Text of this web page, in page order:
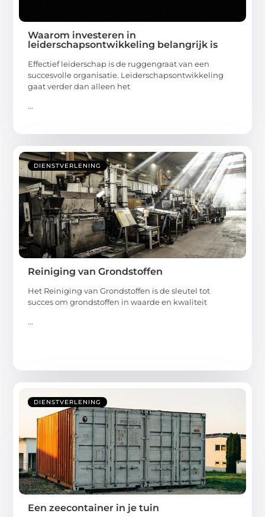
Waarom investeren in
leiderschapsontwikkeling belangrijk is
Effectief leiderschap is de ruggengraat van een
succesvolle organisatie. Leiderschapsontwikkeling
gaat verder dan alleen het
...
DIENSTVERLENING
Reiniging van Grondstoffen
Het Reiniging van Grondstoffen is de sleutel tot
succes om grondstoffen in waarde en kwaliteit
...
DIENSTVERLENING
Een zeecontainer in je tuin